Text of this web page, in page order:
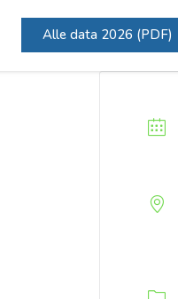
Alle data 2026 (PDF)